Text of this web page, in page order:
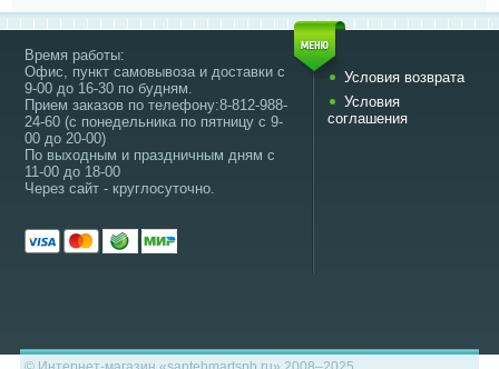
Время работы:
Офис, пункт самовывоза и доставки с
9-00 до 16-30 по будням.
Прием заказов по телефону:8-812-988-
24-60 (с понедельника по пятницу с 9-
00 до 20-00)
По выходным и праздничным дням с
11-00 до 18-00
Через сайт - круглосуточно.
Условия возврата
Условия
соглашения